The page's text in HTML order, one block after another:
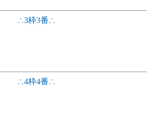
∴3枠3番∴
∴4枠4番∴